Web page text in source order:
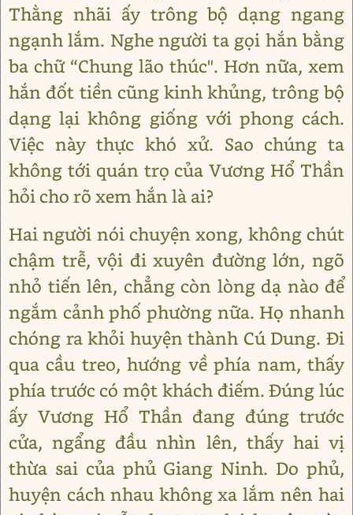
Thằng nhãi ấy trông bộ dạng ngang
ngạnh lắm. Nghe người ta gọi hắn bằng
ba chữ “Chung lão thúc". Hơn nữa, xem
hắn đốt tiền cũng kinh khủng, trông bộ
dạng lại không giống với phong cách.
Việc này thực khó xử. Sao chúng ta
không tới quán trọ của Vương Hổ Thần
hỏi cho rõ xem hắn là ai?
Hai người nói chuyện xong, không chút
chậm trễ, vội đi xuyên đường lớn, ngõ
nhỏ tiến lên, chẳng còn lòng dạ nào để
ngắm cảnh phố phường nữa. Họ nhanh
chóng ra khỏi huyện thành Cú Dung. Đi
qua cầu treo, hướng về phía nam, thấy
phía trước có một khách điếm. Đúng lúc
ấy Vương Hổ Thần đang đúng trước
cửa, ngẩng đầu nhìn lên, thấy hai vị
thừa sai của phủ Giang Ninh. Do phủ,
huyện cách nhau không xa lắm nên hai